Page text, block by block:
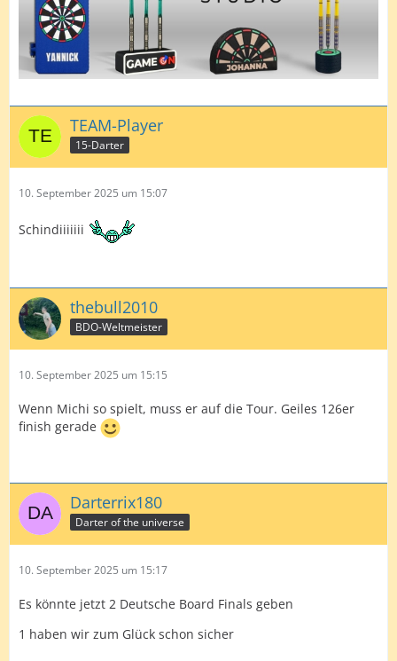
TEAM-Player
15-Darter
10. September 2025 um 15:07
Schindiiiiiii
thebull2010
BDO-Weltmeister
10. September 2025 um 15:15
Wenn Michi so spielt, muss er auf die Tour. Geiles 126er
finish gerade
Darterrix180
Darter of the universe
10. September 2025 um 15:17
Es könnte jetzt 2 Deutsche Board Finals geben
1 haben wir zum Glück schon sicher